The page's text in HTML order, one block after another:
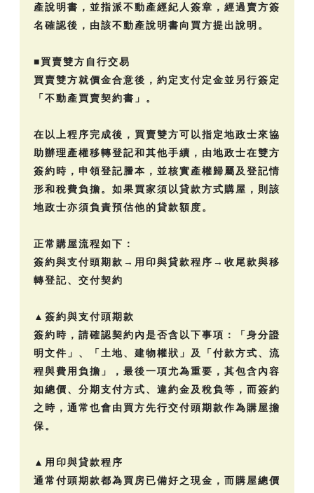
產說明書，並指派不動產經紀人簽章，經過賣方簽
名確認後，由該不動產說明書向買方提出說明。
■買賣雙方自行交易
買賣雙方就價金合意後，約定支付定金並另行簽定
「不動產買賣契約書」。
在以上程序完成後，買賣雙方可以指定地政士來協
助辦理產權移轉登記和其他手續，由地政士在雙方
簽約時，申領登記謄本，並核實產權歸屬及登記情
形和稅費負擔。如果買家須以貸款方式購屋，則該
地政士亦須負責預估他的貸款額度。
正常購屋流程如下：
簽約與支付頭期款→用印與貸款程序→收尾款與移
轉登記、交付契約
▲簽約與支付頭期款
簽約時，請確認契約內是否含以下事項：「身分證
明文件」、「土地、建物權狀」及「付款方式、流
程與費用負擔」，最後一項尤為重要，其包含內容
如總價、分期支付方式、違約金及稅負等，而簽約
之時，通常也會由買方先行交付頭期款作為購屋擔
保。
▲用印與貸款程序
通常付頭期款都為買房已備好之現金，而購屋總價